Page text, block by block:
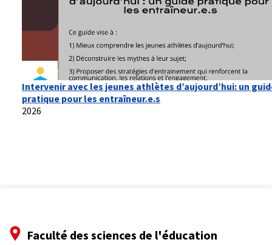
Intervenir avec les jeunes athlètes d’aujourd’hui: un
pratique pour les entraîneur.e.s
2026
Faculté des sciences de l'éducation